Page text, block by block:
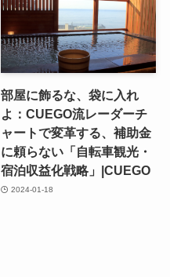
部屋に飾るな、袋に入れ
よ：CUEGO流レーダーチ
ャートで変革する、補助金
に頼らない「自転車観光・
宿泊収益化戦略」|CUEGO
2024-01-18